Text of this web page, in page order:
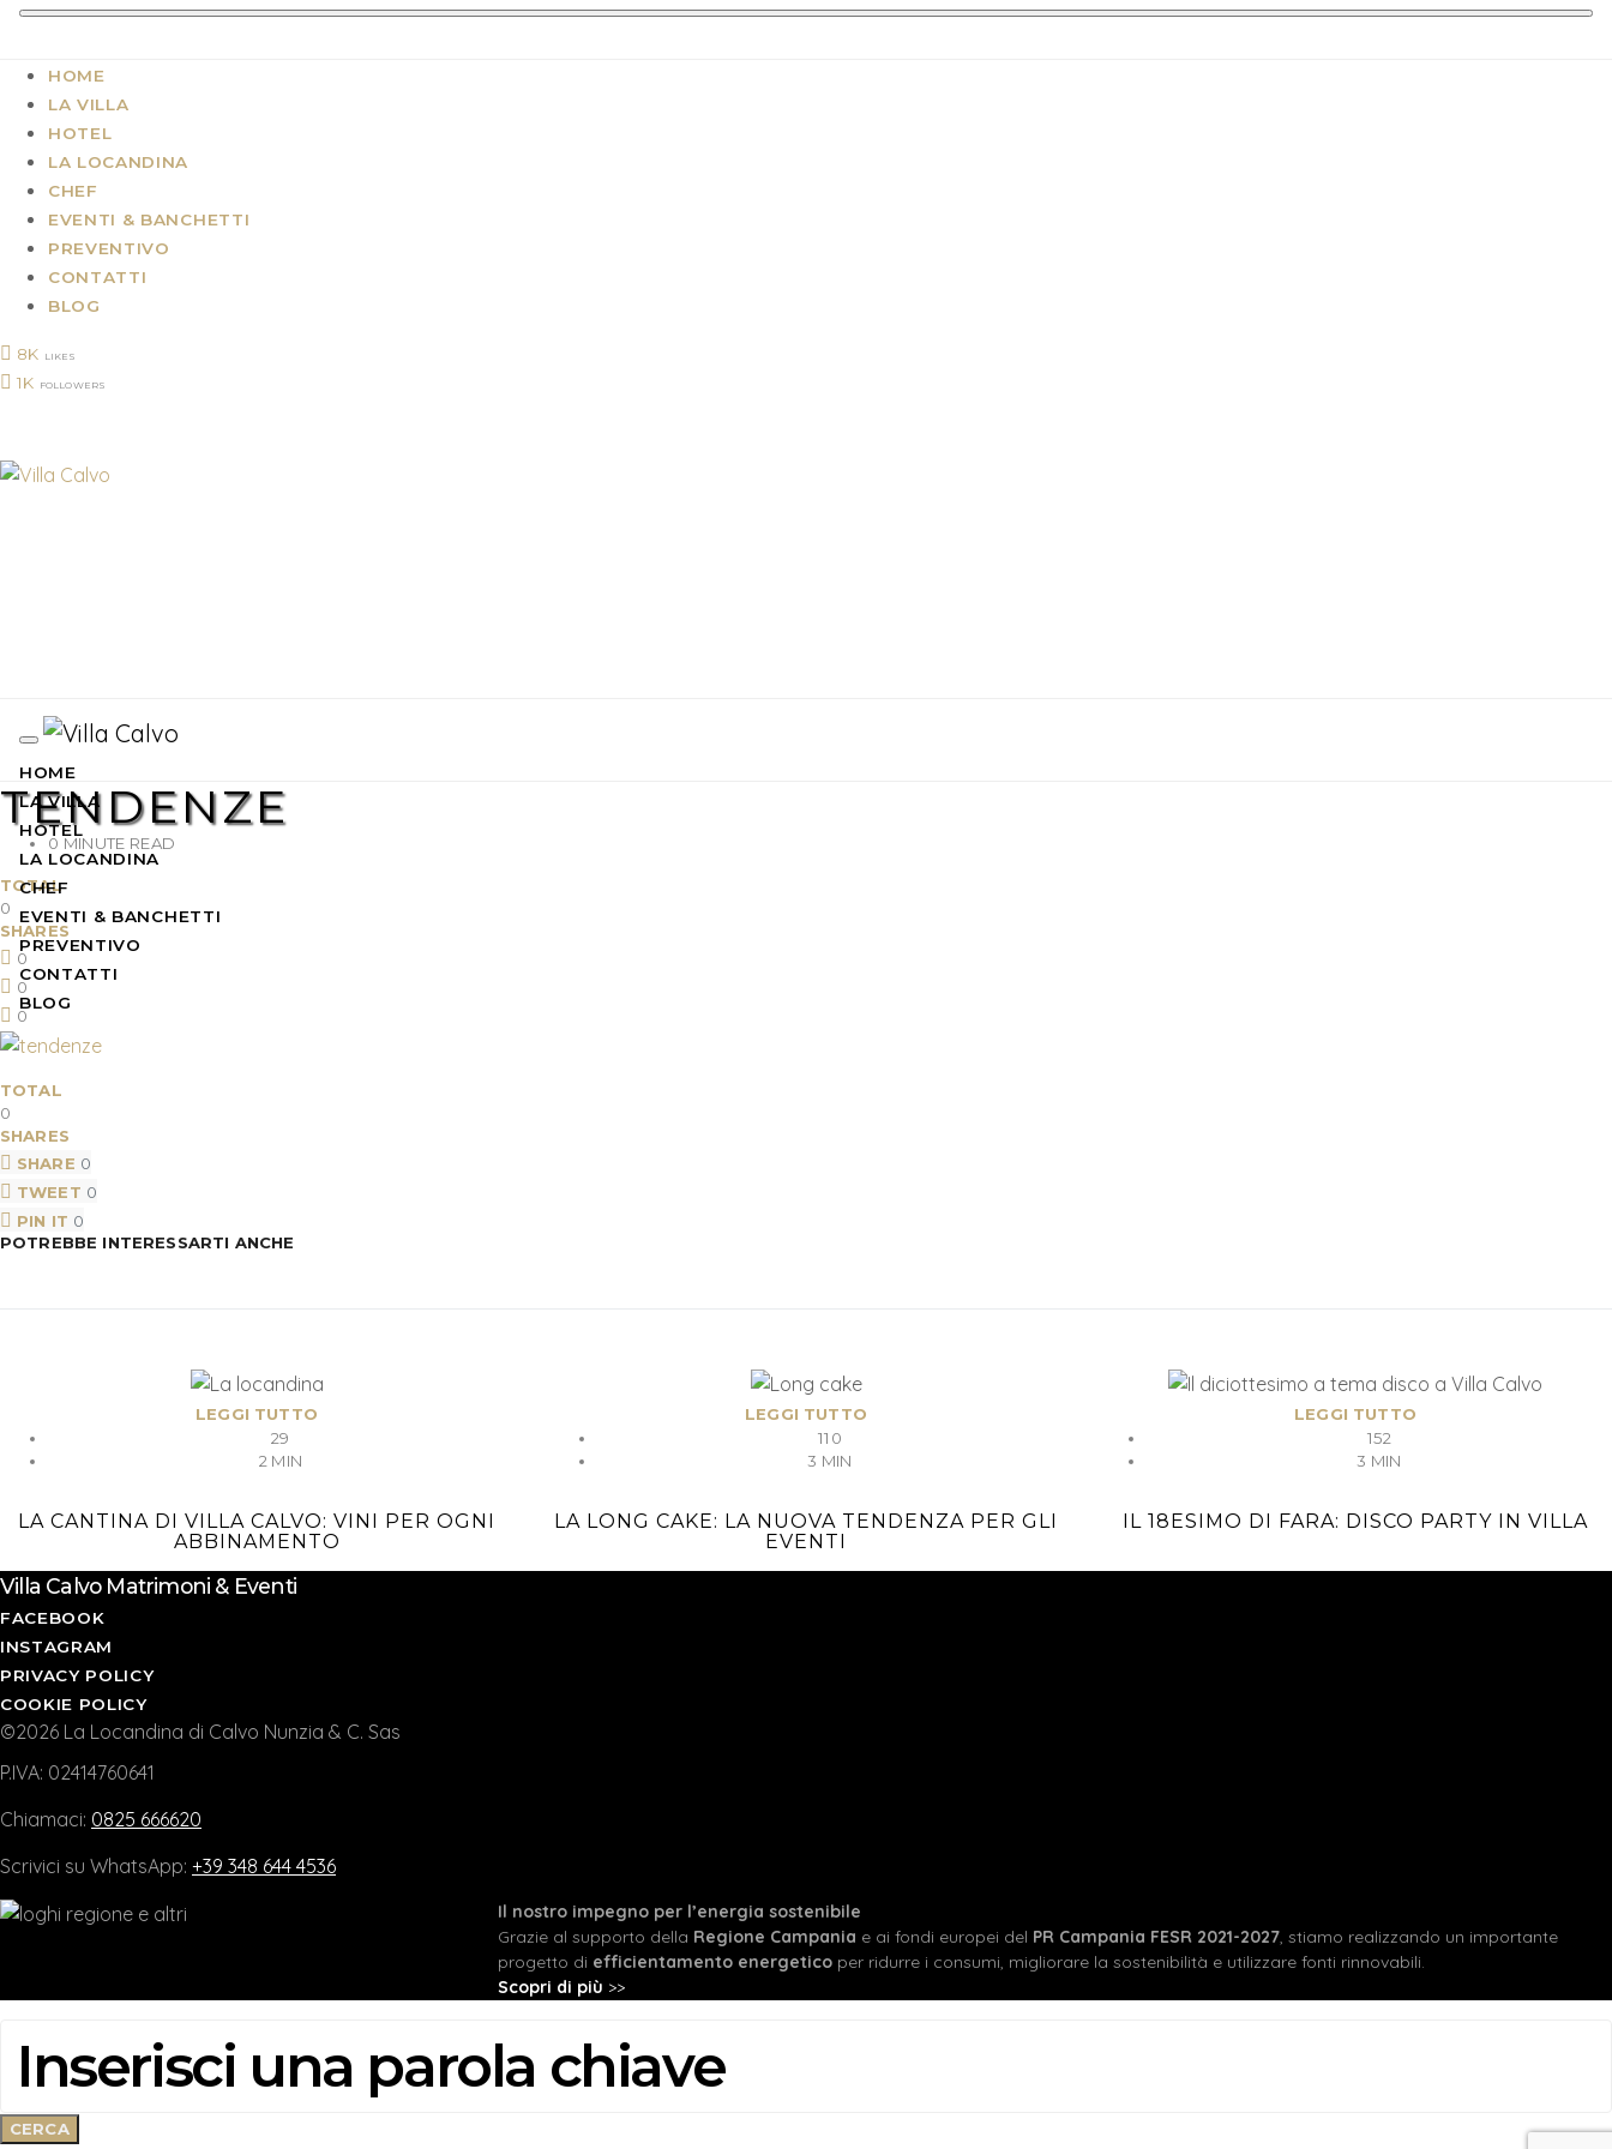
HOME
LA VILLA
HOTEL
LA LOCANDINA
CHEF
EVENTI & BANCHETTI
PREVENTIVO
CONTATTI
BLOG
8K LIKES
1K FOLLOWERS
HOME
LA VILLA
HOTEL
LA LOCANDINA
CHEF
EVENTI & BANCHETTI
PREVENTIVO
CONTATTI
BLOG
TENDENZE
0 MINUTE READ
TOTAL
0
SHARES
0
0
0
TOTAL
0
SHARES
SHARE 0
TWEET 0
PIN IT 0
POTREBBE INTERESSARTI ANCHE
LEGGI TUTTO
29
2 MIN
LA CANTINA DI VILLA CALVO: VINI PER OGNI
ABBINAMENTO
LEGGI TUTTO
110
3 MIN
LA LONG CAKE: LA NUOVA TENDENZA PER GLI
EVENTI
LEGGI TUTTO
152
3 MIN
IL 18ESIMO DI FARA: DISCO PARTY IN VILLA
Villa Calvo Matrimoni & Eventi
FACEBOOK
INSTAGRAM
PRIVACY POLICY
COOKIE POLICY
©2026 La Locandina di Calvo Nunzia & C. Sas
P.IVA: 02414760641
Chiamaci: 0825 666620
Scrivici su WhatsApp: +39 348 644 4536
Il nostro impegno per l’energia sostenibile
Grazie al supporto della Regione Campania e ai fondi europei del PR Campania FESR 2021-2027, stiamo realizzando un importante
progetto di efficientamento energetico per ridurre i consumi, migliorare la sostenibilità e utilizzare fonti rinnovabili.
Scopri di più >>
CERCA